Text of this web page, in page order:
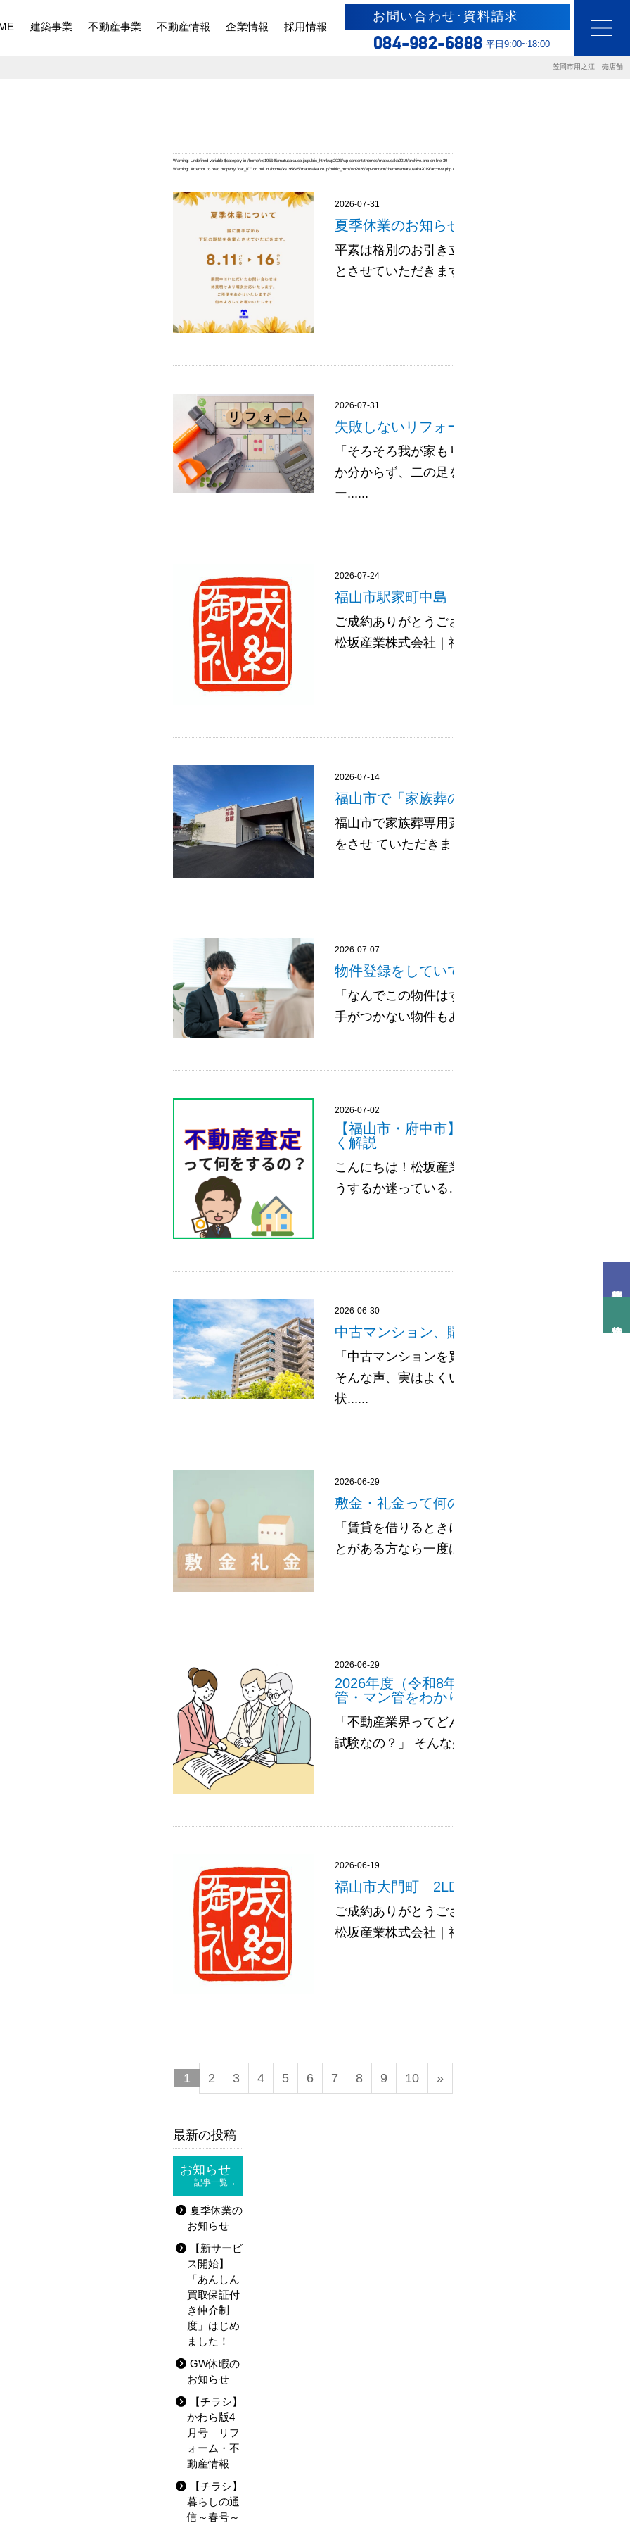
建築事業 不動産事業 不動産情報 企業情報 採用情報
お問い合わせ･資料請求
084-982-6888 平日9:00~18:00
笠岡市用之江 売店舗
Warning: Undefined variable $category in /home/xs195645/matusaka.co.jp/public_html/wp2026/wp-content/themes/matsusaka2019/archive.php on line 39
Warning: Attempt to read property "cat_ID" on null in /home/xs195645/matusaka.co.jp/public_html/wp2026/wp-content/themes/matsusaka2019/archive.php on line
2026-07-31
夏季休業のお知らせ
平素は格別のお引き立てをいただき厚く御礼申し
とさせていただきます。 令和8年度夏......
2026-07-31
失敗しないリフォームの進め方｜流れと業者
「そろそろ我が家もリフォームしたい」——そう
か分からず、二の足を踏んでいる方は少なくあり
ー......
2026-07-24
福山市駅家町中島 売土地 約81坪
ご成約ありがとうございました♪ 他多数物件掲載中
松坂産業株式会社｜福山市・府中市の不動産売......
2026-07-14
福山市で「家族葬の飛鳥会館 春日斎場」 を施
福山市で家族葬専用斎場を展開されている、 家族
をさせ ていただきました。 福山市春日町に2025年
2026-07-07
物件登録をしていて気づいた！売れやすい物
「なんでこの物件はすぐ売れたんだろう？」 「同
手がつかない物件もあるよな…」 日々、物件の登
2026-07-02
【福山市・府中市】不動産査定って何をする
く解説
こんにちは！松坂産業です🌸 「家を売ろうかな…
うするか迷っている…」 そんなときに、まず気に
2026-06-30
中古マンション、購入前に見ておくべきポイ
「中古マンションを買おうと思っているけど、何
そんな声、実はよくいただきます。新築と違って
状......
2026-06-29
敷金・礼金って何のためにあるの？意外と知
「賃貸を借りるときに出てくる敷金・礼金って、
とがある方なら一度は目にしたことがあるはずな
2026-06-29
2026年度（令和8年度）不動産資格の試験日
管・マン管をわかりやすく解説🏠
「不動産業界ってどんな資格があるの？」「宅建
試験なの？」 そんな疑問を持っている方、実は多
2026-06-19
福山市大門町 2LDK 新築住宅
ご成約ありがとうございました♪ 他多数物件掲載中
松坂産業株式会社｜福山市・府中市の不動産売......
1 2 3 4 5 6 7 8 9 10 »
最新の投稿
お知らせ
記事一覧→
夏季休業の
お知らせ
【新サービ
ス開始】
「あんしん
買取保証付
き仲介制
度」はじめ
ました！
GW休暇の
お知らせ
【チラシ】
かわら版4
月号 リフ
ォーム・不
動産情報
【チラシ】
暮らしの通
信～春号～